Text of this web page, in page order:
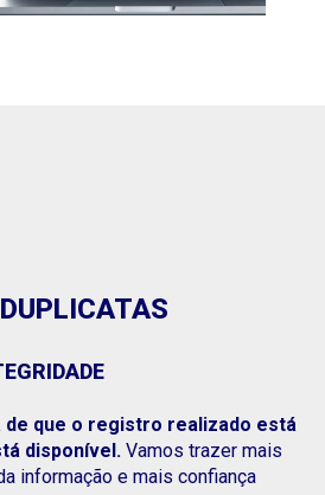
de que o registro realizado está
disponível. Vamos trazer mais
informação e mais confiança